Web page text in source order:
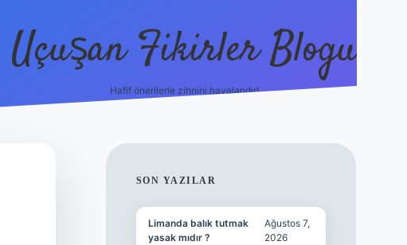
Uçuşan Fikirler Blogu
Hafif önerilerle zihnini havalandır!
SIDEBAR
SON YAZILAR
Limanda balık tutmak
yasak mıdır ?
Ağustos 7,
2026
hiltonbet güncel giriş